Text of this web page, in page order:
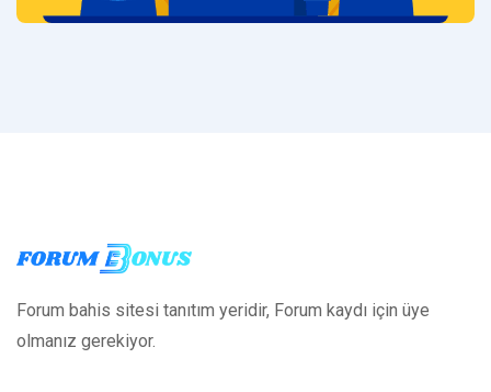
Forum bahis sitesi tanıtım yeridir, Forum kaydı için üye
olmanız gerekiyor.